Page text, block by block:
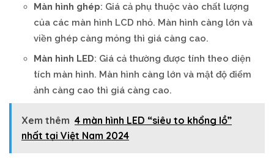
Màn hình ghép: Giá cả phụ thuộc vào chất lượng
của các màn hình LCD nhỏ. Màn hình càng lớn và
viền ghép càng mỏng thì giá càng cao.
Màn hình LED: Giá cả thường được tính theo diện
tích màn hình. Màn hình càng lớn và mật độ điểm
ảnh càng cao thì giá càng cao.
Xem thêm 4 màn hình LED “siêu to khổng lồ”
nhất tại Việt Nam 2024